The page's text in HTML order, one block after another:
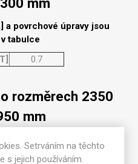
a povrchové úpravy jsou
tabulce
0.7
rozměrech 2350
mm
a povrchové úpravy jsou
tabulce
Setrváním na těchto
s jejich používáním.